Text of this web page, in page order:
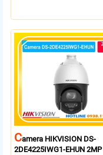
CAmera HIKVISION DS-
2DE4225IWG1-EHUN 2MP